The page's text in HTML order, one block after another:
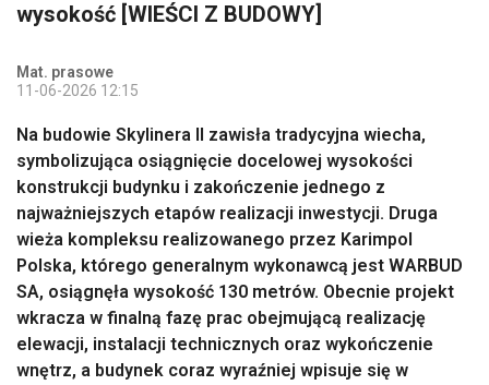
wysokość [WIEŚCI Z BUDOWY]
Mat. prasowe
11-06-2026 12:15
Na budowie Skylinera II zawisła tradycyjna wiecha,
symbolizująca osiągnięcie docelowej wysokości
konstrukcji budynku i zakończenie jednego z
najważniejszych etapów realizacji inwestycji. Druga
wieża kompleksu realizowanego przez Karimpol
Polska, którego generalnym wykonawcą jest WARBUD
SA, osiągnęła wysokość 130 metrów. Obecnie projekt
wkracza w finalną fazę prac obejmującą realizację
elewacji, instalacji technicznych oraz wykończenie
wnętrz, a budynek coraz wyraźniej wpisuje się w